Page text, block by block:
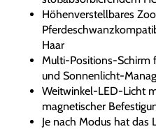
Höhenverstellbares
Haar
Multi-Positions-Schirm
und Sonnenlicht-
Weitwinkel-LED-Licht
magnetischer
Je nach Modus hat das